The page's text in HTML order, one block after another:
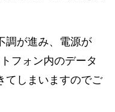
調が進み、電源が
フォン内のデータ
てしまいますのでご